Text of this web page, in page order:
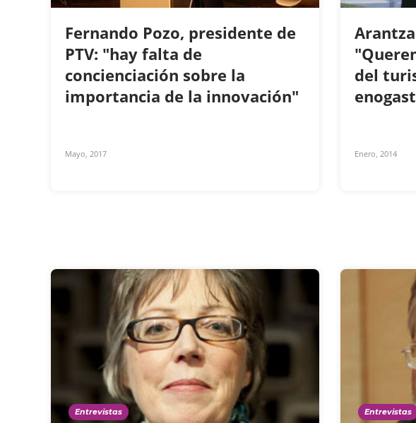
Fernando Pozo, presidente de
PTV: "hay falta de
concienciación sobre la
importancia de la innovación"
Mayo, 2017
del
Enero, 2014
Entrevistas Entrevistas